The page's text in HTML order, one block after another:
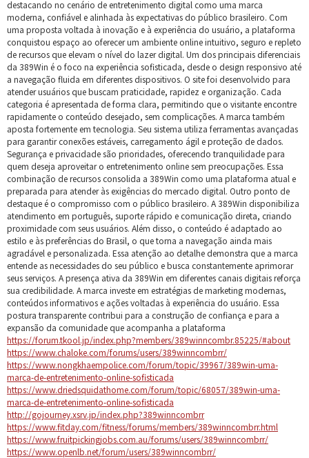
destacando no cenário de entretenimento digital como uma marca
moderna, confiável e alinhada às expectativas do público brasileiro. Com
uma proposta voltada à inovação e à experiência do usuário, a plataforma
conquistou espaço ao oferecer um ambiente online intuitivo, seguro e repleto
de recursos que elevam o nível do lazer digital. Um dos principais diferenciais
da 389Win é o foco na experiência sofisticada, desde o design responsivo até
a navegação fluida em diferentes dispositivos. O site foi desenvolvido para
atender usuários que buscam praticidade, rapidez e organização. Cada
categoria é apresentada de forma clara, permitindo que o visitante encontre
rapidamente o conteúdo desejado, sem complicações. A marca também
aposta fortemente em tecnologia. Seu sistema utiliza ferramentas avançadas
para garantir conexões estáveis, carregamento ágil e proteção de dados.
Segurança e privacidade são prioridades, oferecendo tranquilidade para
quem deseja aproveitar o entretenimento online sem preocupações. Essa
combinação de recursos consolida a 389Win como uma plataforma atual e
preparada para atender às exigências do mercado digital. Outro ponto de
destaque é o compromisso com o público brasileiro. A 389Win disponibiliza
atendimento em português, suporte rápido e comunicação direta, criando
proximidade com seus usuários. Além disso, o conteúdo é adaptado ao
estilo e às preferências do Brasil, o que torna a navegação ainda mais
agradável e personalizada. Essa atenção ao detalhe demonstra que a marca
entende as necessidades do seu público e busca constantemente aprimorar
seus serviços. A presença ativa da 389Win em diferentes canais digitais reforça
sua credibilidade. A marca investe em estratégias de marketing modernas,
conteúdos informativos e ações voltadas à experiência do usuário. Essa
postura transparente contribui para a construção de confiança e para a
expansão da comunidade que acompanha a plataforma
https://forum.tkool.jp/index.php?members/389winncombr.85225/#about
https://www.chaloke.com/forums/users/389winncombrr/
https://www.nongkhaempolice.com/forum/topic/39967/389win-uma-
marca-de-entretenimento-online-sofisticada
https://www.driedsquidathome.com/forum/topic/68057/389win-uma-
marca-de-entretenimento-online-sofisticada
http://gojourney.xsrv.jp/index.php?389winncombrr
https://www.fitday.com/fitness/forums/members/389winncombrr.html
https://www.fruitpickingjobs.com.au/forums/users/389winncombrr/
https://www.openlb.net/forum/users/389winncombrr/